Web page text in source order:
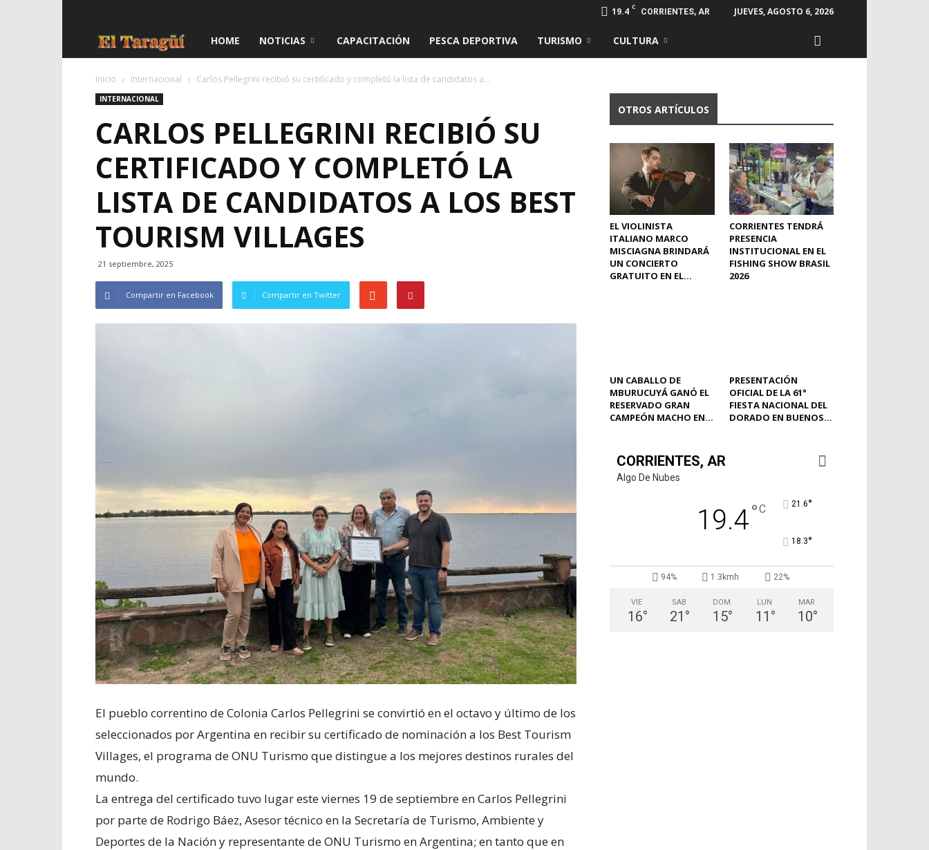
19.4 C
CORRIENTES, AR JUEVES, AGOSTO 6, 2026
Taragüí
HOME NOTICIAS CAPACITACIÓN PESCA DEPORTIVA TURISMO CULTURA
Inicio Internacional Carlos Pellegrini recibió su certificado y completó la lista de candidatos a...
INTERNACIONAL
CARLOS PELLEGRINI RECIBIÓ SU
CERTIFICADO Y COMPLETÓ LA
LISTA DE CANDIDATOS A LOS BEST
TOURISM VILLAGES
21 septiembre, 2025
Compartir en Facebook Compartir en Twitter
El pueblo correntino de Colonia Carlos Pellegrini se convirtió en el octavo y último de los
seleccionados por Argentina en recibir su certificado de nominación a los Best Tourism
Villages, el programa de ONU Turismo que distingue a los mejores destinos rurales del
mundo.
La entrega del certificado tuvo lugar este viernes 19 de septiembre en Carlos Pellegrini
por parte de Rodrigo Báez, Asesor técnico en la Secretaría de Turismo, Ambiente y
Deportes de la Nación y representante de ONU Turismo en Argentina; en tanto que en
OTROS ARTÍCULOS
EL VIOLINISTA
ITALIANO MARCO
MISCIAGNA BRINDARÁ
UN CONCIERTO
GRATUITO EN EL...
CORRIENTES TENDRÁ
PRESENCIA
INSTITUCIONAL EN EL
FISHING SHOW BRASIL
2026
UN CABALLO DE
MBURUCUYÁ GANÓ EL
RESERVADO GRAN
CAMPEÓN MACHO EN...
PRESENTACIÓN
OFICIAL DE LA 61°
FIESTA NACIONAL DEL
DORADO EN BUENOS...
CORRIENTES, AR
Algo De Nubes
19.4°C 21.6°
18.3°
94% 1.3kmh 22%
VIE
16°
SAB
21 °
DOM
15°
LUN
11 °
MAR
10°